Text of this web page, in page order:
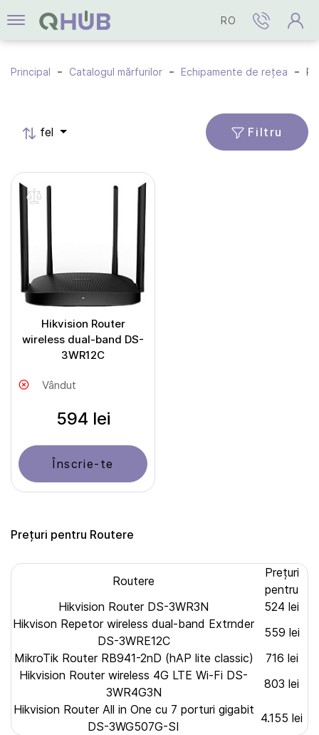
RO
Principal Catalogul mărfurilor Echipamente de rețea
fel Filtru
Hikvision Router
wireless dual-band DS-
3WR12C
Vândut
594 lei
Înscrie-te
Prețuri pentru Routere
Routere
Prețuri
pentru
Hikvision Router DS-3WR3N
524 lei
Hikvison Repetor wireless dual-band Extrnder
DS-3WRE12C
559 lei
MikroTik Router RB941-2nD (hAP lite classic)
716 lei
Hikvision Router wireless 4G LTE Wi-Fi DS-
3WR4G3N
803 lei
Hikvision Router All in One cu 7 porturi gigabit
DS-3WG507G-SI
4.155 lei